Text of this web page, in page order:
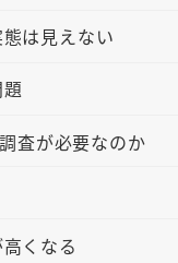
は見えない
査が必要なのか
くなる